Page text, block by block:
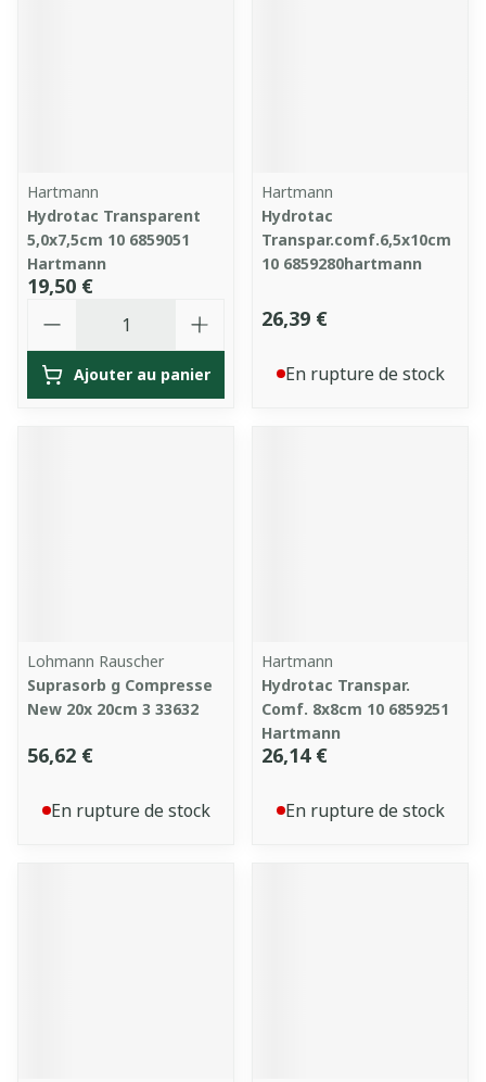
Hartmann
Hydrotac Transparent
5,0x7,5cm 10 6859051
Hartmann
19,50 €
Ajouter au panier
Hartmann
Hydrotac
Transpar.comf.6,5x10cm
10 6859280hartmann
26,39 €
En rupture de stock
Lohmann Rauscher
Suprasorb g Compresse
New 20x 20cm 3 33632
56,62 €
En rupture de stock
Hartmann
Hydrotac Transpar.
Comf. 8x8cm 10 6859251
Hartmann
26,14 €
En rupture de stock